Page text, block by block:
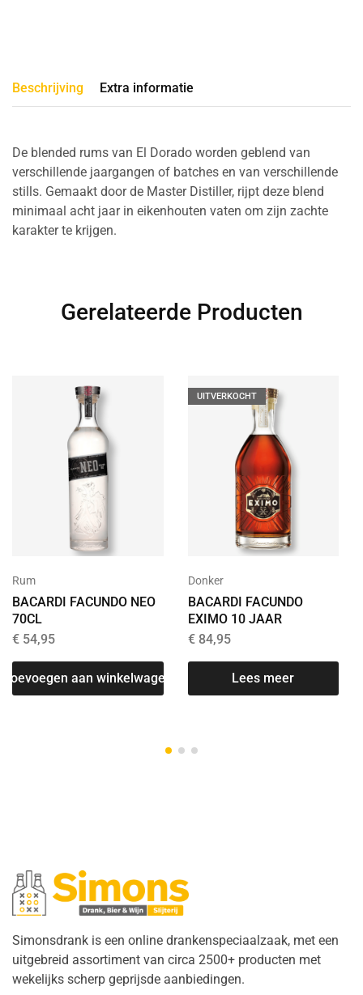
Beschrijving Extra informatie
De blended rums van El Dorado worden geblend van
verschillende jaargangen of batches en van verschillende
stills. Gemaakt door de Master Distiller, rijpt deze blend
minimaal acht jaar in eikenhouten vaten om zijn zachte
karakter te krijgen.
Gerelateerde Producten
Rum
BACARDI FACUNDO NEO
70CL
€ 54,95
Toevoegen aan winkelwagen
UITVERKOCHT
Donker
BACARDI FACUNDO
EXIMO 10 JAAR
€84,95
Lees meer
Simonsdrank is een online drankenspeciaalzaak, met een
uitgebreid assortiment van circa 2500+ producten met
wekelijks scherp geprijsde aanbiedingen.